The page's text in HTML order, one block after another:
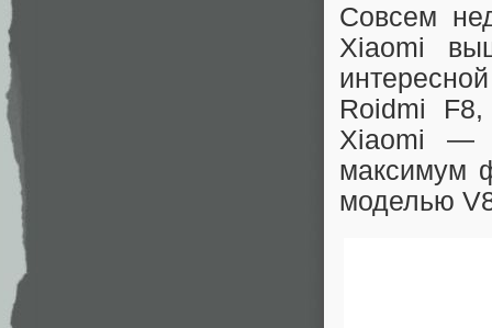
Совсем
Xiaomi
Roidmi
Xiaomi —
максимум
моделью